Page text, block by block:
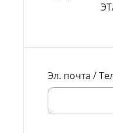
Эл. почта /